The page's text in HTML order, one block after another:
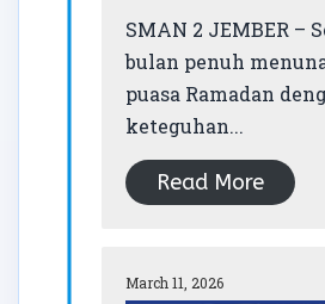
SMAN 2 JEMBER –
bulan penuh
puasa Ramadan
keteguhan...
Read More
March 11, 2026